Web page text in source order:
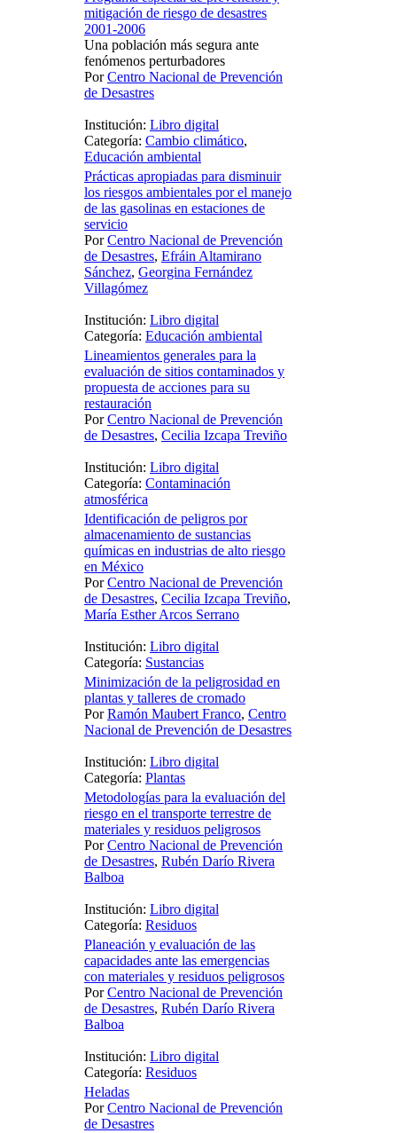
mitigación de riesgo de desastres
2001-2006
Una población más segura ante
fenómenos perturbadores
PorCentro Nacional de Prevención
de Desastres
Institución: Libro digital
Categoría: Cambio climático,
Educación ambiental
Prácticas apropiadas para disminuir
los riesgos ambientales por el manejo
de las gasolinas en estaciones de
servicio
PorCentro Nacional de Prevención
de Desastres, Efráin Altamirano
Sánchez, Georgina Fernández
Villagómez
Institución: Libro digital
Categoría: Educación ambiental
Lineamientos generales para la
evaluación de sitios contaminados y
propuesta de acciones para su
restauración
PorCentro Nacional de Prevención
de Desastres, Cecilia Izcapa Treviño
Institución: Libro digital
Categoría: Contaminación
atmosférica
Identificación de peligros por
almacenamiento de sustancias
químicas en industrias de alto riesgo
en México
PorCentro Nacional de Prevención
de Desastres, Cecilia Izcapa Treviño,
María Esther Arcos Serrano
Institución: Libro digital
Categoría: Sustancias
Minimización de la peligrosidad en
plantas y talleres de cromado
PorRamón Maubert Franco, Centro
Nacional de Prevención de Desastres
Institución: Libro digital
Categoría: Plantas
Metodologías para la evaluación del
riesgo en el transporte terrestre de
materiales y residuos peligrosos
PorCentro Nacional de Prevención
de Desastres, Rubén Darío Rivera
Balboa
Institución: Libro digital
Categoría: Residuos
Planeación y evaluación de las
capacidades ante las emergencias
con materiales y residuos peligrosos
PorCentro Nacional de Prevención
de Desastres, Rubén Darío Rivera
Balboa
Institución: Libro digital
Categoría: Residuos
Heladas
PorCentro Nacional de Prevención
de Desastres